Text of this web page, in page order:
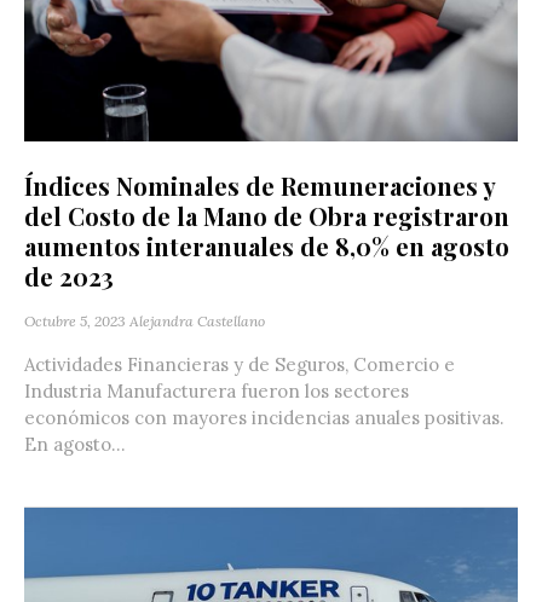
Índices Nominales de Remuneraciones y
del Costo de la Mano de Obra registraron
aumentos interanuales de 8,0% en agosto
de 2023
Octubre 5, 2023 Alejandra Castellano
Actividades Financieras y de Seguros, Comercio e
Industria Manufacturera fueron los sectores
económicos con mayores incidencias anuales positivas.
En agosto...